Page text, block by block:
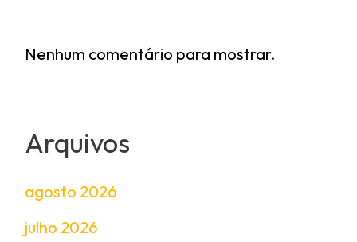
Nenhum comentário para mostrar.
Arquivos
agosto 2026
julho 2026